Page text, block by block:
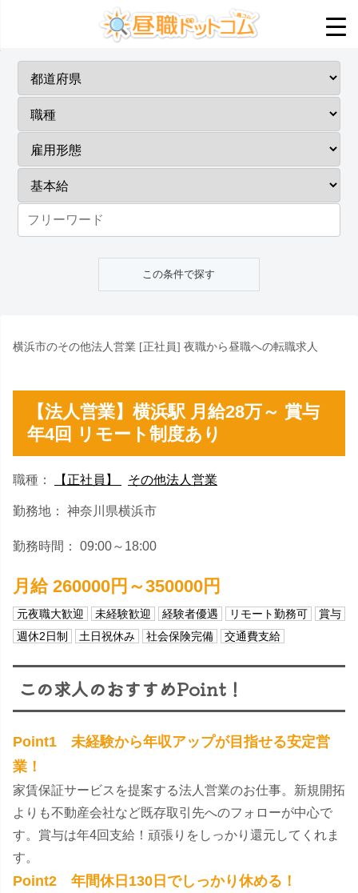
横浜市のその他法人営業 [正社員] 夜職から昼職への転職求人
【法人営業】横浜駅 月給28万～ 賞与
年4回 リモート制度あり
職種： 【正社員】 その他法人営業
勤務地： 神奈川県横浜市
勤務時間： 09:00～18:00
月給 260000円～350000円
元夜職大歓迎 未経験歓迎 経験者優遇 リモート勤務可
賞与
週休2日制
土日祝休み 社会保険完備 交通費支給
この求人のおすすめPoint！
Point1 未経験から年収アップが目指せる安定営
業！
家賃保証サービスを提案する法人営業のお仕事。新規開拓
よりも不動産会社など既存取引先へのフォローが中心で
す。賞与は年4回支給！頑張りをしっかり還元してくれま
す。
Point2 年間休日130日でしっかり休める！